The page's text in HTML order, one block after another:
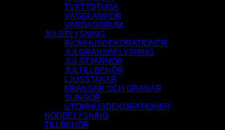
TVÄTTSTUGA
VÄGGLAMPOR
VARDAGSRUM
JULBELYSNING
INOMHUSDEKORATIONER
JULGRANSBELYSNING
JULSTJÄRNOR
JULTILLBEHÖR
LJUSSTAKAR
KRANSAR OCH GRANAR
SLINGOR
UTOMHUSDEKORATIONER
NÖDBELYSNING
TILLBEHÖR